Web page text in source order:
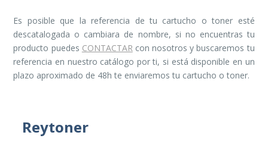
Es posible que la referencia de tu cartucho o toner esté
descatalogada o cambiara de nombre, si no encuentras tu
producto puedes CONTACTARcon nosotros y buscaremos tu
referencia en nuestro catálogo por ti, si está disponible en un
plazo aproximado de 48h te enviaremos tu cartucho o toner.
Reytoner